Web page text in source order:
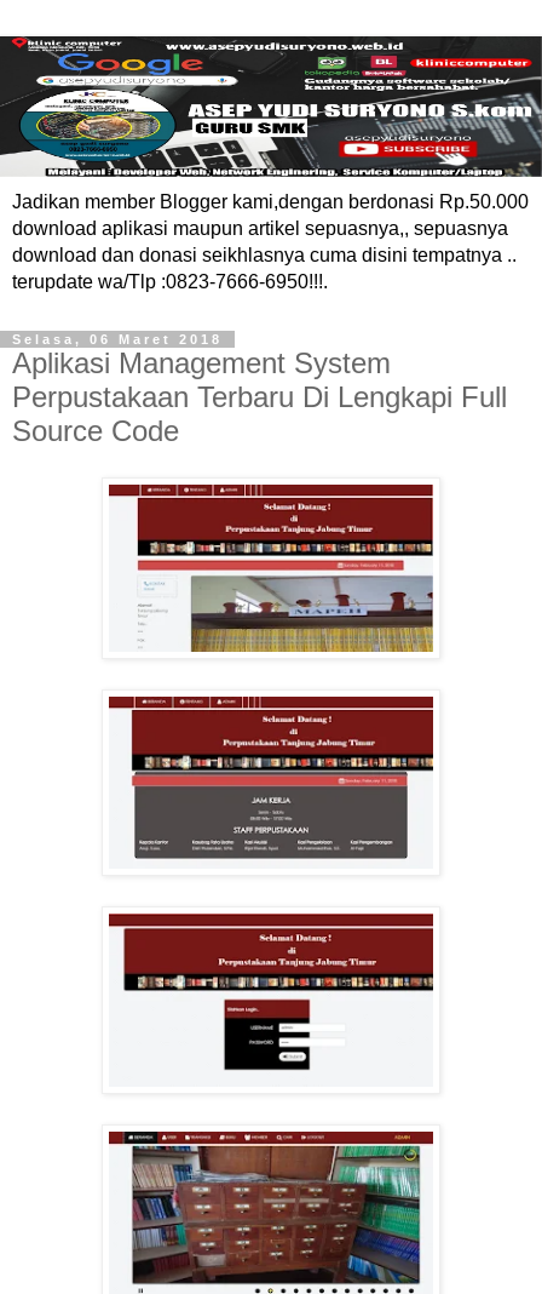
Jadikan member Blogger kami,dengan berdonasi Rp.50.000
download aplikasi maupun artikel sepuasnya,, sepuasnya
download dan donasi seikhlasnya cuma disini tempatnya ..
terupdate wa/Tlp :0823-7666-6950!!!.
Selasa, 06 Maret 2018
Aplikasi Management System
Perpustakaan Terbaru Di Lengkapi Full
Source Code